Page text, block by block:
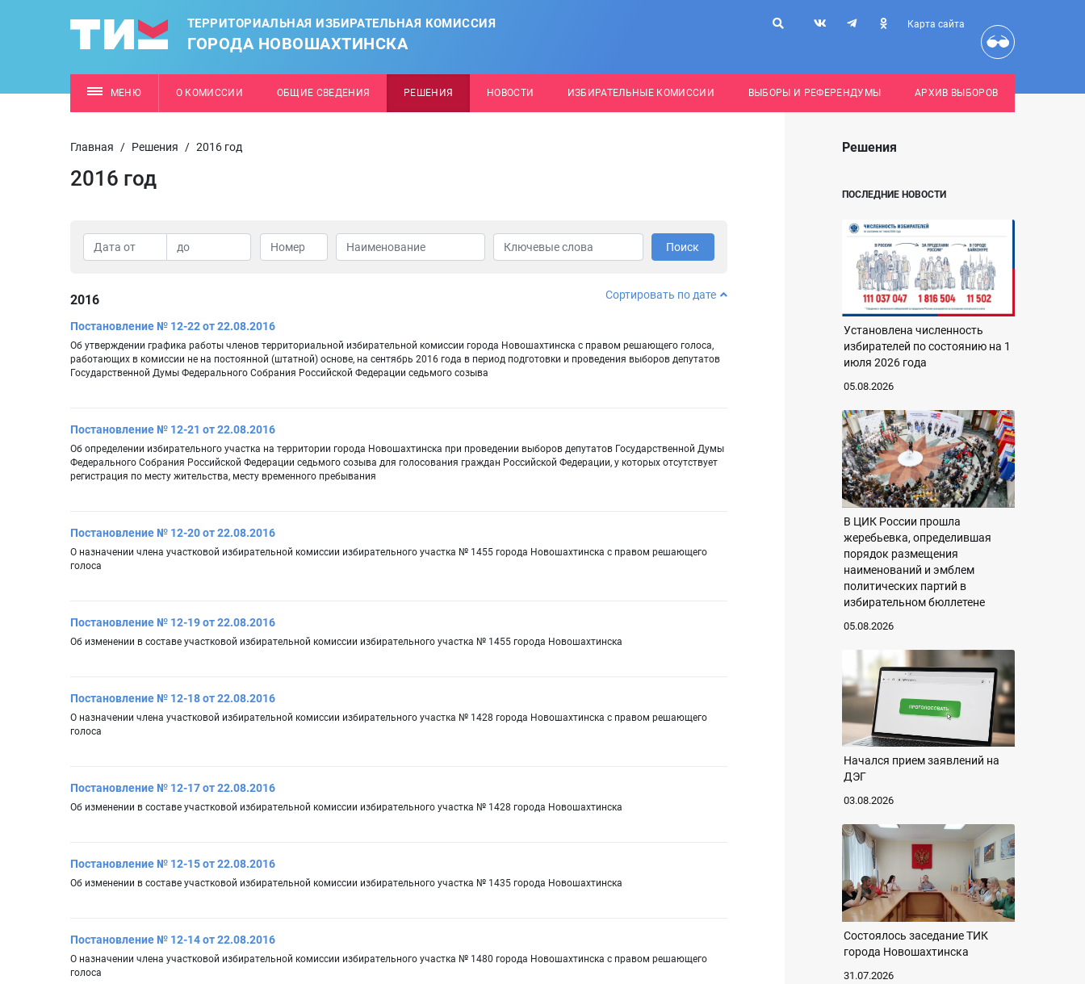
ТЕРРИТОРИАЛЬНАЯ ИЗБИРАТЕЛЬНАЯ КОМИССИЯ
ГОРОДА НОВОШАХТИНСКА
Карта сайта
МЕНЮ О КОМИССИИ ОБЩИЕ СВЕДЕНИЯ РЕШЕНИЯ НОВОСТИ ИЗБИРАТЕЛЬНЫЕ КОМИССИИ ВЫБОРЫ И РЕФЕРЕНДУМЫ АРХИВ ВЫБОРОВ
Главная / Решения / 2016 год
2016 год
Поиск
2016 Сортировать по дате
Постановление № 12-22 от 22.08.2016
Об утверждении графика работы членов территориальной избирательной комиссии города Новошахтинска с правом решающего голоса,
работающих в комиссии не на постоянной (штатной) основе, на сентябрь 2016 года в период подготовки и проведения выборов депутатов
Государственной Думы Федерального Собрания Российской Федерации седьмого созыва
Постановление № 12-21 от 22.08.2016
Об определении избирательного участка на территории города Новошахтинска при проведении выборов депутатов Государственной Думы
Федерального Собрания Российской Федерации седьмого созыва для голосования граждан Российской Федерации, у которых отсутствует
регистрация по месту жительства, месту временного пребывания
Постановление № 12-20 от 22.08.2016
О назначении члена участковой избирательной комиссии избирательного участка № 1455 города Новошахтинска с правом решающего
голоса
Постановление № 12-19 от 22.08.2016
Об изменении в составе участковой избирательной комиссии избирательного участка № 1455 города Новошахтинска
Постановление № 12-18 от 22.08.2016
О назначении члена участковой избирательной комиссии избирательного участка № 1428 города Новошахтинска с правом решающего
голоса
Постановление № 12-17 от 22.08.2016
Об изменении в составе участковой избирательной комиссии избирательного участка № 1428 города Новошахтинска
Постановление № 12-15 от 22.08.2016
Об изменении в составе участковой избирательной комиссии избирательного участка № 1435 города Новошахтинска
Постановление № 12-14 от 22.08.2016
О назначении члена участковой избирательной комиссии избирательного участка № 1480 города Новошахтинска с правом решающего
голоса
Решения
ПОСЛЕДНИЕ НОВОСТИ
Установлена численность
избирателей по состоянию на 1
июля 2026 года
05.08.2026
В ЦИК России прошла
жеребьевка, определившая
порядок размещения
наименований и эмблем
политических партий в
избирательном бюллетене
05.08.2026
Начался прием заявлений на
ДЭГ
03.08.2026
Состоялось заседание ТИК
города Новошахтинска
31.07.2026